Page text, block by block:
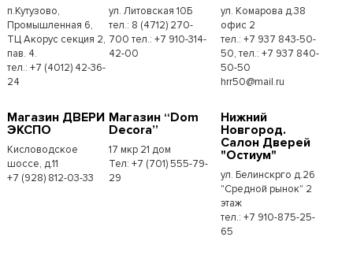
п.Кутузово,
Промышленная 6,
ТЦ Акорус секция 2,
пав. 4.
тел.: +7 (4012) 42-36-
24
ул. Литовская 10Б
тел.: 8 (4712) 270-
700 тел.: +7 910-314-
42-00
ул. Комарова д.38
офис 2
тел.: +7 937 843-50-
50, тел.: +7 937 840-
50-50
hrr50@mail.ru
Магазин ДВЕРИ
ЭКСПО
Кисловодское
шоссе, д.11
+7 (928) 812-03-33
Магазин “Dom
Decora”
17 мкр 21 дом
Тел: +7 (701) 555-79-
29
Нижний
Новгород.
Салон Дверей
"Остиум"
ул. Белинскрго д.26
"Средной рынок" 2
этаж
тел.: +7 910-875-25-
65